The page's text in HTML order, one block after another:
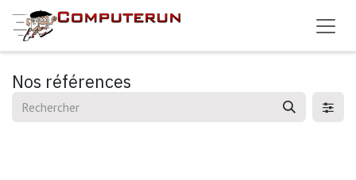
Se rendre au contenu
Nos références